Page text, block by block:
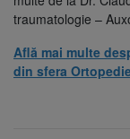
traumatologie –
Află mai multe
din sfera